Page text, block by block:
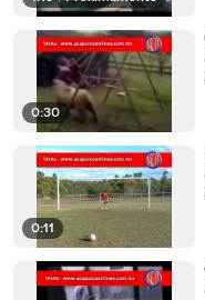
0:30
0:11